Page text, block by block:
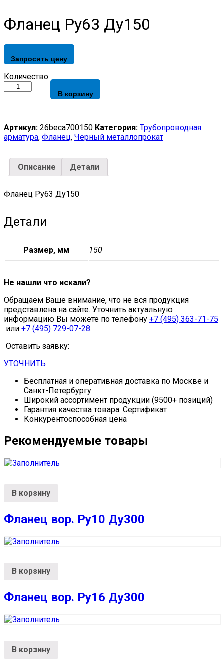
Фланец Ру63 Ду150
Запросить цену
Фланец
Ру63
Количество
В корзину
Артикул: 26beca700150 Категория: Трубопроводная
арматура, Фланец, Черный металлопрокат
Описание Детали
Фланец Ру63 Ду150
Детали
Размер, мм 150
Не нашли что искали?
Обращаем Ваше внимание, что не вся продукция
представлена на сайте. Уточнить актуальную
информацию Вы можете по телефону +7 (495) 363-71-75
или +7 (495) 729-07-28.
Оставить заявку:
УТОЧНИТЬ
Бесплатная и оперативная доставка по Москве и
Санкт-Петербургу
Широкий ассортимент продукции (9500+ позиций)
Гарантия качества товара. Сертификат
Конкурентоспособная цена
Рекомендуемые товары
В корзину
Фланец вор. Ру10 Ду300
В корзину
Фланец вор. Ру16 Ду300
В корзину